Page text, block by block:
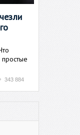
простые
343 884